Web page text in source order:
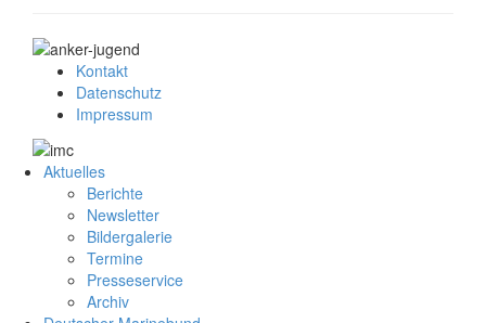
Kontakt
Datenschutz
Impressum
Aktuelles
Berichte
Newsletter
Bildergalerie
Termine
Presseservice
Archiv